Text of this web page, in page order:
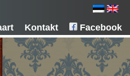
Kontakt Facebook